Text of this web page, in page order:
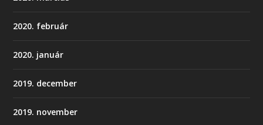
2020. február
2020. január
2019. december
2019. november